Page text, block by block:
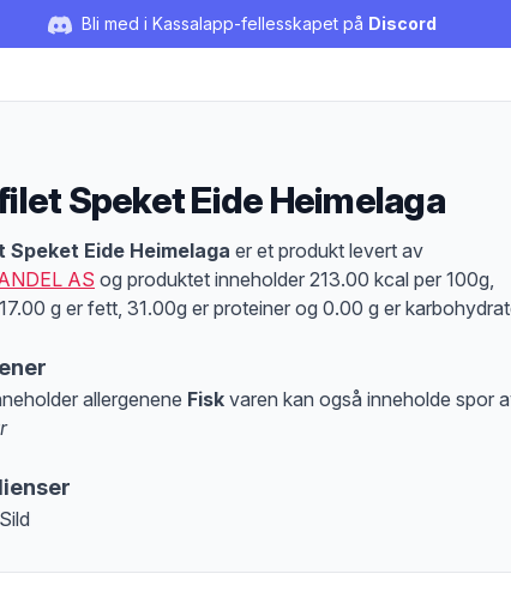
Bli med i Kassalapp-fellesskapet på Discord
Speket Eide Heimelaga
Speket Eide Heimelaga er et produkt levert av
AS og produktet inneholder 213.00 kcal per 100g,
g er fett, 31.00g er proteiner og 0.00 g er
allergenene Fisk varen kan også inneholde spor